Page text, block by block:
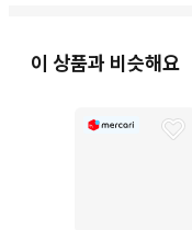
이 상품과 비슷해요